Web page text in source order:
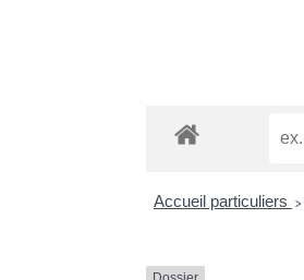
Accueil particuliers >